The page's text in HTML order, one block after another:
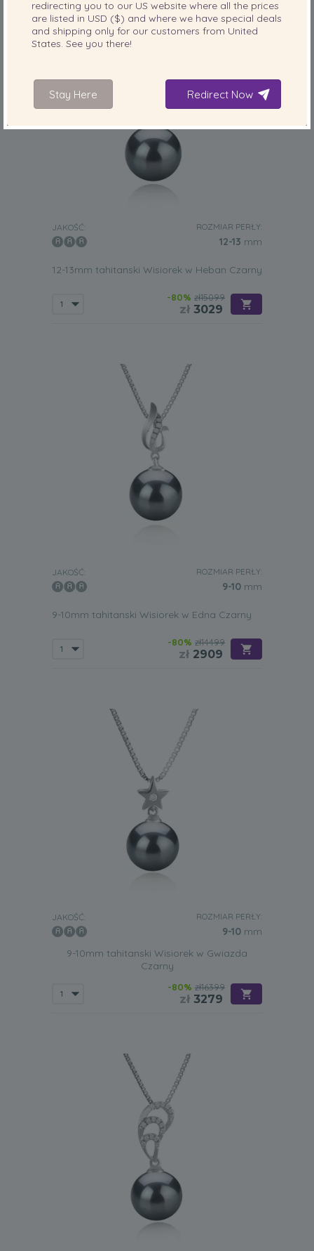
JAKOŚĆ: ROZMIAR PERŁY:
12-13 mm
12-13mm tahitanski Wisiorek w Heban Czarny
-80% zł15099
zł 3029
JAKOŚĆ: ROZMIAR PERŁY:
9-10 mm
9-10mm tahitanski Wisiorek w Edna Czarny
-80% zł14499
zł 2909
JAKOŚĆ: ROZMIAR PERŁY:
9-10 mm
9-10mm tahitanski Wisiorek w Gwiazda
Czarny
-80% zł16399
zł 3279
redirecting you to our US website where all the prices
are listed in USD ($) and where we have special deals
and shipping only for our customers from United
States. See you there!
Stay Here Redirect Now